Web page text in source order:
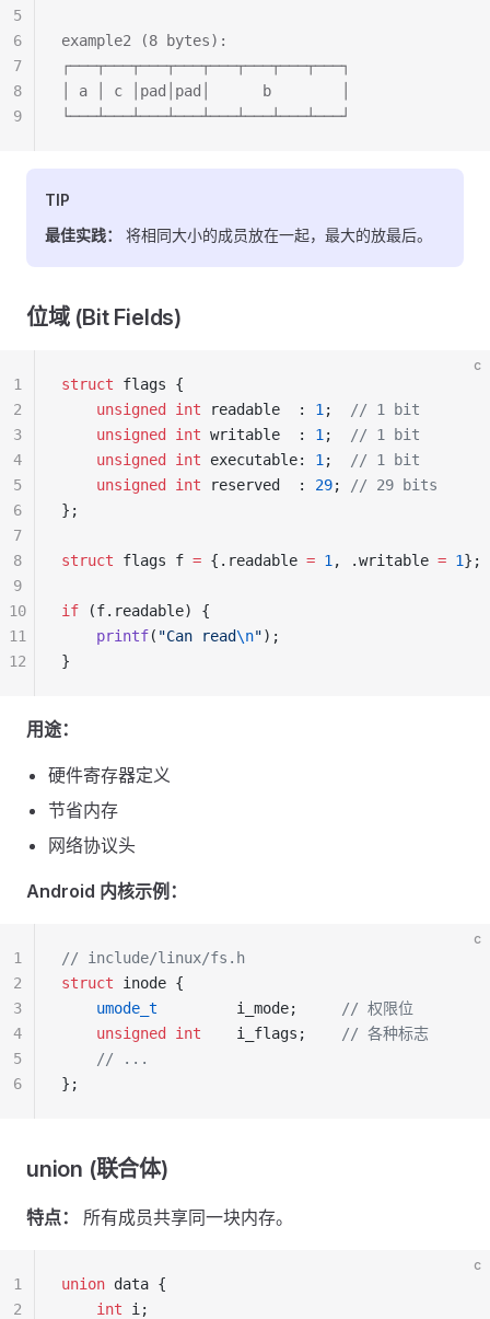
example2 (8 bytes):
┌───┬───┬───┬───┬───┬───┬───┬───┐
│ a │ c │pad│pad│      b        │
└───┴───┴───┴───┴───┴───┴───┴───┘
5
6
7
8
9
TIP
最佳实践：
将相同大小的成员放在一起，最大的放最后。
位域 (Bit Fields)
c
struct flags {
    unsigned
int readable  : 1 ;
  // 1 bit
    unsigned
int writable  : 1 ;
  // 1 bit
    unsigned
int executable: 1 ;
  // 1 bit
    unsigned
int reserved  : 29;
// 29 bits
};
struct flags f = {.readable = 1 , .writable = 1};
if (f.readable) {
    printf
( "Can read\n");
}
1
2
3
4
5
6
7
8
9
10
11
12
用途：
硬件寄存器定义
节省内存
网络协议头
Android 内核示例：
c
// include/linux/fs.h
struct inode {
    umode_t
         i_mode;
     // 权限位
    unsigned
int
    i_flags;
    // 各种标志
    // ...
};
1
2
3
4
5
6
union (联合体)
特点： 所有成员共享同一块内存。
c
union data {
    int
i;
1
2